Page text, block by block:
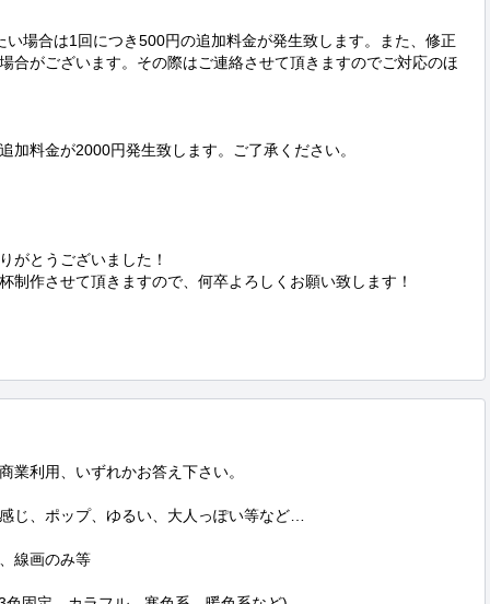
場合は1回につき500円の追加料金が発生致します。また、修正
合がございます。その際はご連絡させて頂きますのでご対応のほ
加料金が2000円発生致します。ご了承ください。
がとうございました！
制作させて頂きますので、何卒よろしくお願い致します！
業利用、いずれかお答え下さい。
じ、ポップ、ゆるい、大人っぽい等など…
線画のみ等